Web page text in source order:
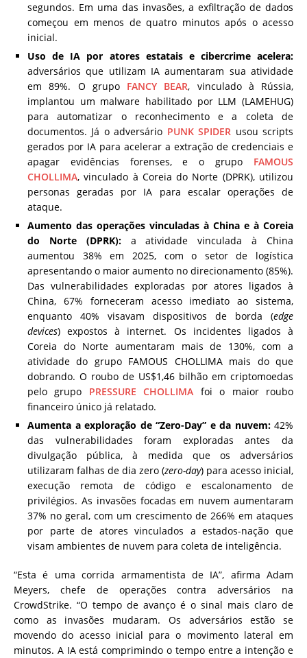
segundos. Em uma das invasões, a exfiltração de dados
começou em menos de quatro minutos após o acesso
inicial.
Uso de IA por atores estatais e cibercrime acelera:
adversários que utilizam IA aumentaram sua atividade
em 89%. O grupo FANCY BEAR, vinculado à Rússia,
implantou um malware habilitado por LLM (LAMEHUG)
para automatizar o reconhecimento e a coleta de
documentos. Já o adversário PUNK SPIDER usou scripts
gerados por IA para acelerar a extração de credenciais e
apagar evidências forenses, e o grupo FAMOUS
CHOLLIMA, vinculado à Coreia do Norte (DPRK), utilizou
personas geradas por IA para escalar operações de
ataque.
Aumento das operações vinculadas à China e à Coreia
do Norte (DPRK):a atividade vinculada à China
aumentou 38% em 2025, com o setor de logística
apresentando o maior aumento no direcionamento (85%).
Das vulnerabilidades exploradas por atores ligados à
China, 67% forneceram acesso imediato ao sistema,
enquanto 40% visavam dispositivos de borda (edge
devices) expostos à internet. Os incidentes ligados à
Coreia do Norte aumentaram mais de 130%, com a
atividade do grupo FAMOUS CHOLLIMA mais do que
dobrando. O roubo de US$1,46 bilhão em criptomoedas
pelo grupo PRESSURE CHOLLIMA foi o maior roubo
financeiro único já relatado.
Aumenta a exploração de “Zero-Day” e da nuvem:42%
das vulnerabilidades foram exploradas antes da
divulgação pública, à medida que os adversários
utilizaram falhas de dia zero (zero-day) para acesso inicial,
execução remota de código e escalonamento de
privilégios. As invasões focadas em nuvem aumentaram
37% no geral, com um crescimento de 266% em ataques
por parte de atores vinculados a estados-nação que
visam ambientes de nuvem para coleta de inteligência.
“Esta é uma corrida armamentista de IA”, afirma Adam
Meyers, chefe de operações contra adversários na
CrowdStrike. “O tempo de avanço é o sinal mais claro de
como as invasões mudaram. Os adversários estão se
movendo do acesso inicial para o movimento lateral em
minutos. A IA está comprimindo o tempo entre a intenção e